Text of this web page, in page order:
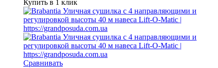
Купить в 1 клик
Сравнивать